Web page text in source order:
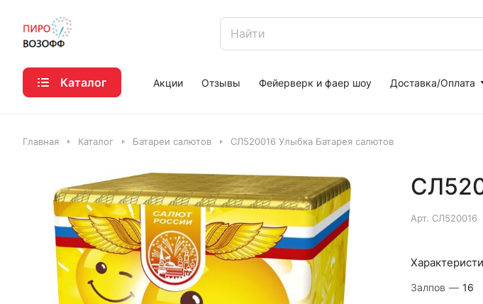
Каталог Акции Отзывы Фейерверк и фаер шоу Доставка/Оплата
Главная Каталог Батареи салютов СЛ520016 Улыбка Батарея салютов
Арт. СЛ520016
Залпов — 16